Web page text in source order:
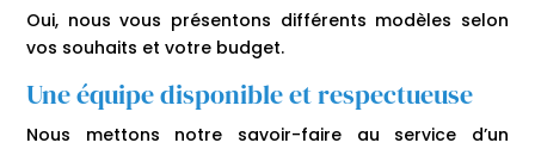
Oui, nous vous présentons différents modèles selon
vos souhaits et votre budget.
Une équipe disponible et respectueuse
Nous mettons notre savoir-faire au service d’un